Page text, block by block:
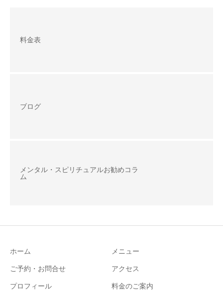
料金表
ブログ
メンタル・スピリチュアルお勧めコラ
ム
ホーム メニュー
ご予約・お問合せ アクセス
プロフィール 料金のご案内